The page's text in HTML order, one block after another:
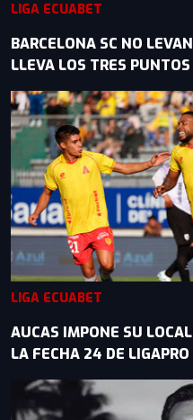
LIGA ECUABET
BARCELONA SC NO
LLEVA LOS TRES
LIGA ECUABET
AUCAS IMPONE SU
LA FECHA 24 DE LIGAPRO